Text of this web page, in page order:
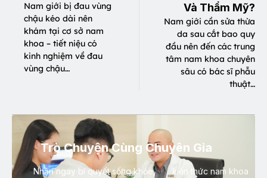
Nam giới bị đau vùng
chậu kéo dài nên
khám tại cơ sở nam
khoa – tiết niệu có
kinh nghiệm về đau
vùng chậu…
Và Thẩm Mỹ?
Nam giới cần sửa thừa
da sau cắt bao quy
đầu nên đến các trung
tâm nam khoa chuyên
sâu có bác sĩ phẫu
thuật…
Trò Chuyện Cùng Chuyên Gia
Nhận ngay bí quyết sống khỏe, kiến thức nam khoa